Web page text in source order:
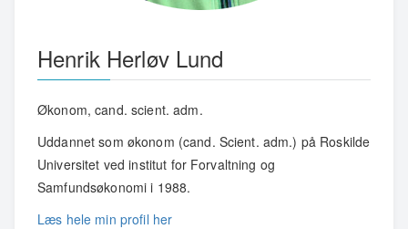
Henrik Herløv Lund
Økonom, cand. scient. adm.
Uddannet som økonom (cand. Scient. adm.) på Roskilde
Universitet ved institut for Forvaltning og
Samfundsøkonomi i 1988.
Læs hele min profil her